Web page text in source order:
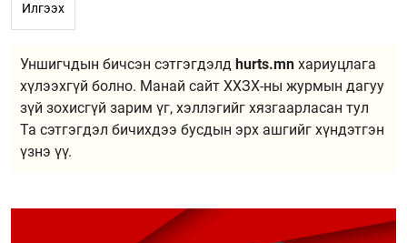
Илгээх
Уншигчдын бичсэн сэтгэгдэлд hurts.mn хариуцлага
хүлээхгүй болно. Манай сайт ХХЗХ-ны журмын дагуу
зүй зохисгүй зарим үг, хэллэгийг хязгаарласан тул
Та сэтгэгдэл бичихдээ бусдын эрх ашгийг хүндэтгэн
үзнэ үү.